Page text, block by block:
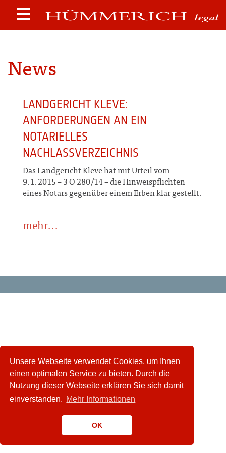
Unsere Webseite verwendet Cookies, um Ihnen
einen optimalen Service zu bieten. Durch die
Nutzung dieser Webseite erklären Sie sich damit
einverstanden. Mehr Informationen
OK
News
LANDGERICHT KLEVE:
ANFORDERUNGEN AN EIN
NOTARIELLES
NACHLASSVERZEICHNIS
Das Landgericht Kleve hat mit Urteil vom
9.1.2015 – 3 O 280/14 – die Hinweispflichten
eines Notars gegenüber einem Erben klar gestellt.
mehr...